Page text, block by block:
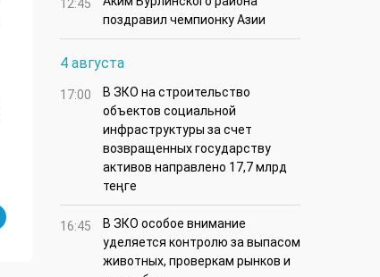
12:45
поздравил чемпионку Азии
4 августа
17:00
В ЗКО на строительство
объектов социальной
инфраструктуры за счет
возвращенных государству
активов направлено 17,7 млрд
теңге
16:45
В ЗКО особое внимание
уделяется контролю за выпасом
животных, проверкам рынков и